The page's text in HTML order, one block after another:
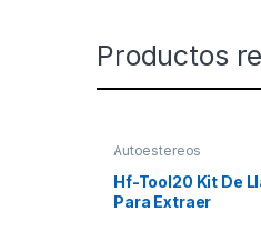
Productos
Autoestereos
Hf-Tool20 Kit De
Para Extraer